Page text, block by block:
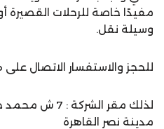
مفيدًا خاصة للرحلات القصيرة
وسيلة نقل.
للحجز والاستفسار الاتصال على هذا الرقم
لذلك مقر
مدينة نصر القاهرة